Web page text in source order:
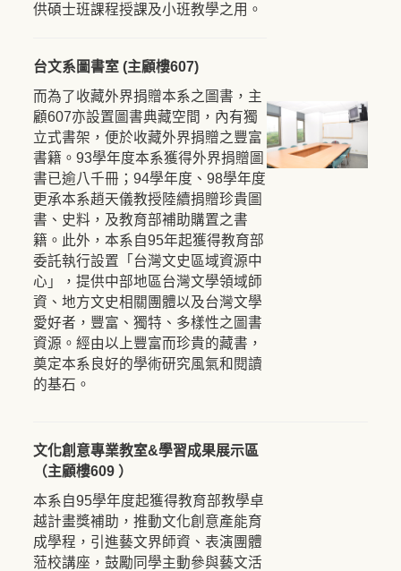
供碩士班課程授課及小班教學之用。
台文系圖書室 (主顧樓607)
而為了收藏外界捐贈本系之圖書，主
顧607亦設置圖書典藏空間，內有獨
立式書架，便於收藏外界捐贈之豐富
書籍。93學年度本系獲得外界捐贈圖
書已逾八千冊；94學年度、98學年度
更承本系趙天儀教授陸續捐贈珍貴圖
書、史料，及教育部補助購置之書
籍。此外，本系自95年起獲得教育部
委託執行設置「台灣文史區域資源中
心」，提供中部地區台灣文學領域師
資、地方文史相關團體以及台灣文學
愛好者，豐富、獨特、多樣性之圖書
資源。經由以上豐富而珍貴的藏書，
奠定本系良好的學術研究風氣和閱讀
的基石。
文化創意專業教室&學習成果展示區
（主顧樓609 ）
本系自95學年度起獲得教育部教學卓
越計畫獎補助，推動文化創意產能育
成學程，引進藝文界師資、表演團體
蒞校講座，鼓勵同學主動參與藝文活